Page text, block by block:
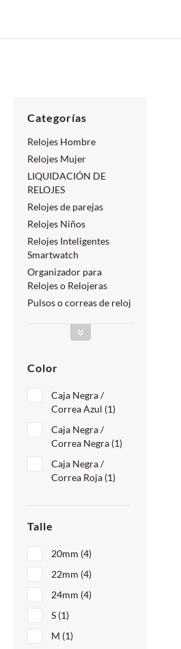
Categorías
Relojes Hombre
Relojes Mujer
LIQUIDACIÓN DE
RELOJES
Relojes de parejas
Relojes Niños
Relojes Inteligentes
Smartwatch
Organizador para
Relojes o Relojeras
Pulsos o correas de reloj
Color
Caja Negra /
Correa Azul (1)
Caja Negra /
Correa Negra (1)
Caja Negra /
Correa Roja (1)
Talle
20mm (4)
22mm (4)
24mm (4)
S (1)
M (1)